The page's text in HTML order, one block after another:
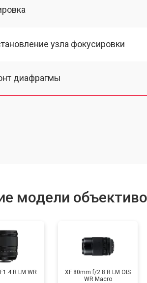
узла фокусировки
диафрагмы
модели
R LM WR
XF 80mm f/2.8 R LM OIS
WR Macro